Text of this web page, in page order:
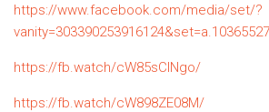
https://www.facebook.com/media/set/?
https://fb.watch/cW85sCINgo/
https://fb.watch/cW898ZE08M/